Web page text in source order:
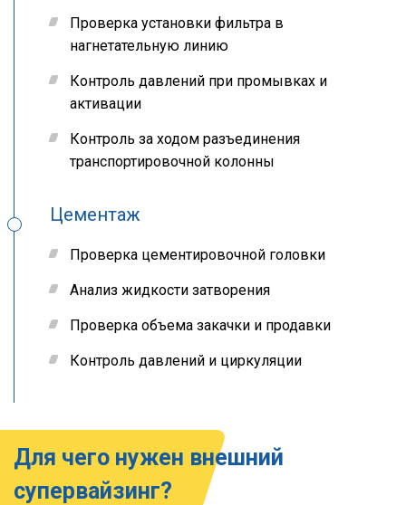
Проверка установки фильтра в
нагнетательную линию
Контроль давлений при промывках и
активации
Контроль за ходом разъединения
транспортировочной колонны
Цементаж
Проверка цементировочной головки
Анализ жидкости затворения
Проверка объема закачки и продавки
Контроль давлений и циркуляции
Для чего нужен внешний
супервайзинг?